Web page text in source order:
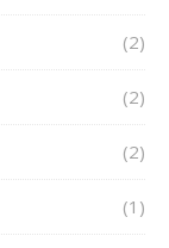
(2)
(2)
(2)
(1)